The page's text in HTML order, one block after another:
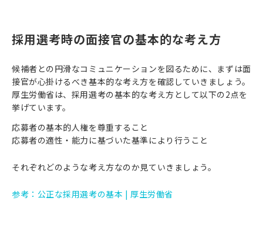
採用選考時の面接官の基本的な考え方
候補者との円滑なコミュニケーションを図るために、まずは面
接官が心掛けるべき基本的な考え方を確認していきましょう。
厚生労働省は、採用選考の基本的な考え方として以下の2点を
挙げています。
応募者の基本的人権を尊重すること
応募者の適性・能力に基づいた基準により行うこと
それぞれどのような考え方なのか見ていきましょう。
参考：公正な採用選考の基本 | 厚生労働省